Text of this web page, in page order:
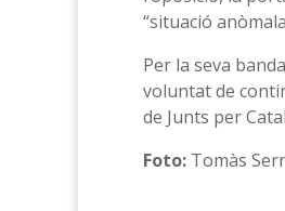
“situació
Per la seva
voluntat de
de Junts per
Foto: Tomàs